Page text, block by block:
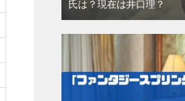
氏は？現在は井口理？